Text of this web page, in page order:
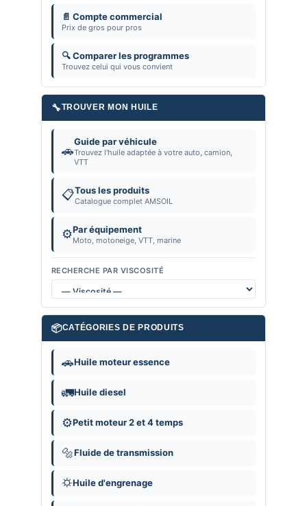
📄 Compte commercial
Prix de gros pour pros
🔍 Comparer les programmes
Trouvez celui qui vous convient
🔧TROUVER MON HUILE
🚗
Guide par véhicule
Trouvez l'huile adaptée à votre auto, camion,
VTT
📋Tous les produits
Catalogue complet AMSOIL
⚙️Par équipement
Moto, motoneige, VTT, marine
RECHERCHE PAR VISCOSITÉ
📦CATÉGORIES DE PRODUITS
🚗Huile moteur essence
🚛Huile diesel
⚙️Petit moteur 2 et 4 temps
🔩Fluide de transmission
⛭Huile d'engrenage